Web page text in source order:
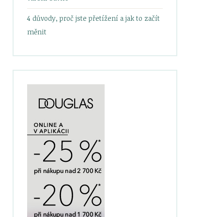
4 důvody, proč jste přetížení a jak to začít
měnit